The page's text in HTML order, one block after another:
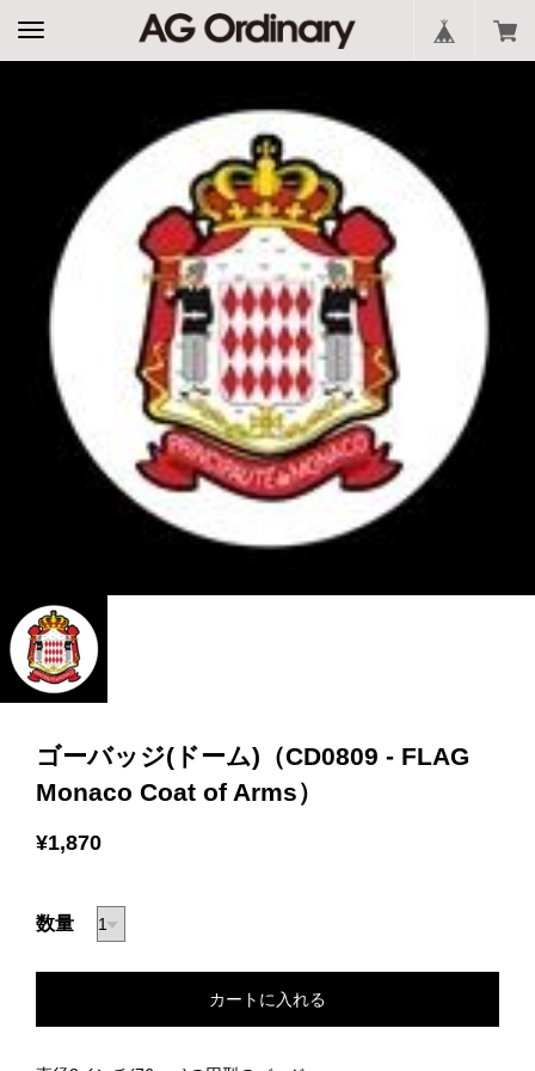
ゴーバッジ(ドーム)（CD0809 - FLAG
Monaco Coat of Arms）
¥1,870
数量